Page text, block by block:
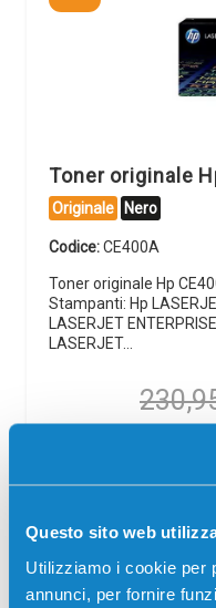
Questo sito web
Utilizziamo i cookie per
annunci, per fornire
Toner originale
Originale Nero
Codice:CE400A
Toner originale Hp
Stampanti: Hp
LASERJET
LASERJET…